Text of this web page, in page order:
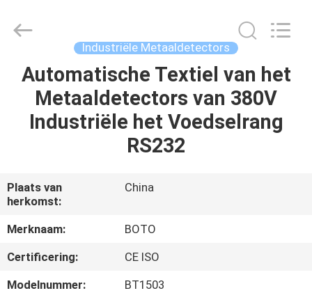
HUIS
PRODUCTEN
ONS
FABRIEKSREIS
KWALITEITSCONTROLE
Rights
Industriële Metaaldetectors
Automatische Textiel van het
Metaaldetectors van 380V
Industriële het Voedselrang
RS232
Plaats van
herkomst:
China
Merknaam:
BOTO
Certificering:
CE ISO
Modelnummer:
BT1503